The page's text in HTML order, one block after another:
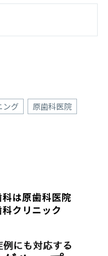
ング
原歯科医院
は原歯科医院
クリニック